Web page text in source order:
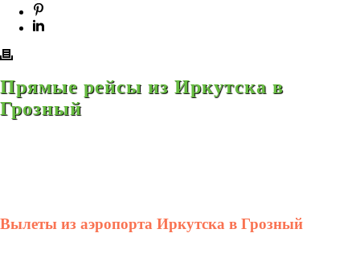
Прямые рейсы из Иркутска в
Грозный
Вылеты из аэропорта Иркутска в Грозный